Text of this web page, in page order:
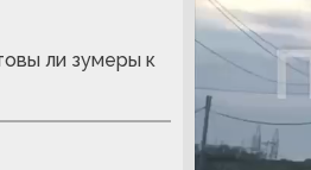
ли зумеры к